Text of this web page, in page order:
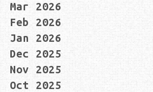
Mar 2026
Feb 2026
Jan 2026
Dec 2025
Nov 2025
Oct 2025